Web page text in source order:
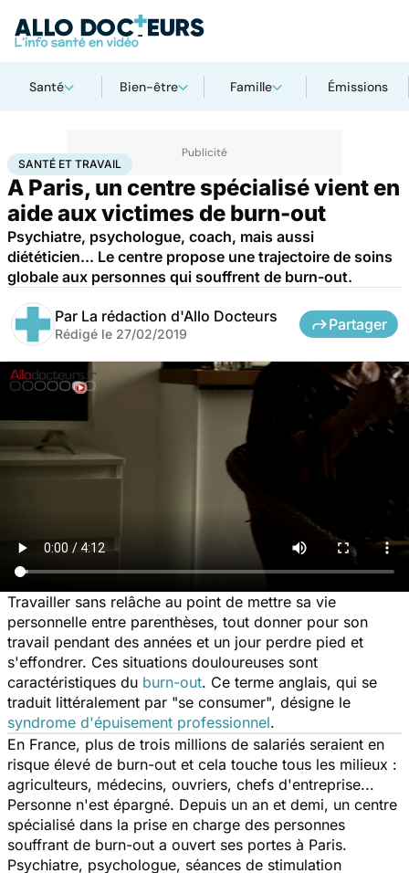
Santé Bien-être Famille Émissions
AccueilSantéSanté et travail
SANTÉ ET TRAVAIL
A Paris, un centre spécialisé vient en
aide aux victimes de burn-out
Psychiatre, psychologue, coach, mais aussi
diététicien... Le centre propose une trajectoire de soins
globale aux personnes qui souffrent de burn-out.
Par La rédaction d'Allo Docteurs
Rédigé le 27/02/2019
Partager
Travailler sans relâche au point de mettre sa vie
personnelle entre parenthèses, tout donner pour son
travail pendant des années et un jour perdre pied et
s'effondrer. Ces situations douloureuses sont
caractéristiques du burn-out. Ce terme anglais, qui se
traduit littéralement par "se consumer", désigne le
syndrome d'épuisement professionnel.
En France, plus de trois millions de salariés seraient en
risque élevé de burn-out et cela touche tous les milieux :
agriculteurs, médecins, ouvriers, chefs d'entreprise...
Personne n'est épargné. Depuis un an et demi, un centre
spécialisé dans la prise en charge des personnes
souffrant de burn-out a ouvert ses portes à Paris.
Psychiatre, psychologue, séances de stimulation